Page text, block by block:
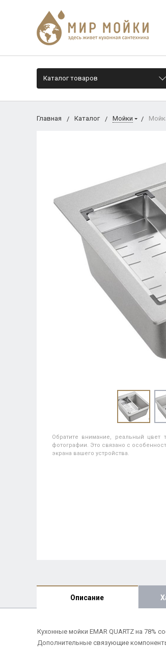
Каталог товаров
Главная Каталог Мойки
Обратите внимание, реальный цвет
фотографии. Это связано с
экрана вашего устройства.
Описание
Кухонные мойки EMAR QUARTZ на 78%
Дополнительные связующие